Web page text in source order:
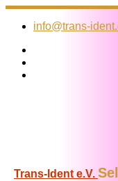
Zum
Inhalt
info@trans-
Trans-Ident e.V.